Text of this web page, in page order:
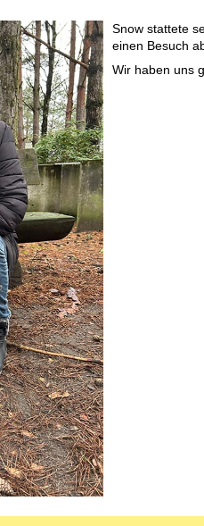
Snow stattete
einen Besuch
Wir haben uns